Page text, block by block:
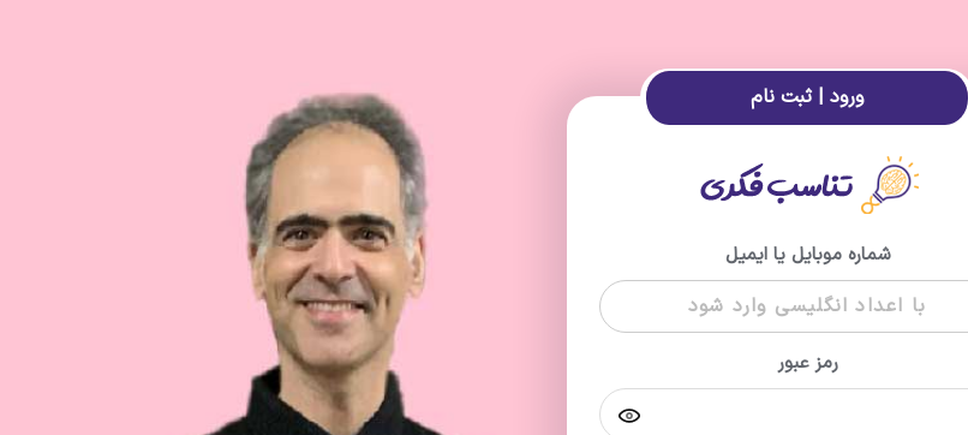
ورود | ثبت نام
شماره موبایل یا ایمیل
رمز عبور